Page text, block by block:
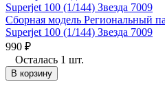
Сборная модель Региональный
Superjet 100 (1/144) Звезда 7009
990 ₽
Осталась 1 шт.
В корзину